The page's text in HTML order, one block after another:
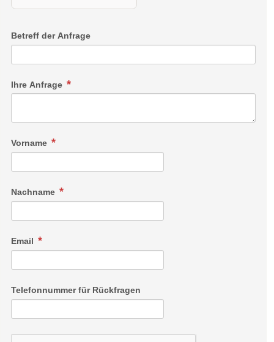
Betreff der Anfrage
Ihre Anfrage
Vorname
Nachname
Email
Telefonnummer für Rückfragen